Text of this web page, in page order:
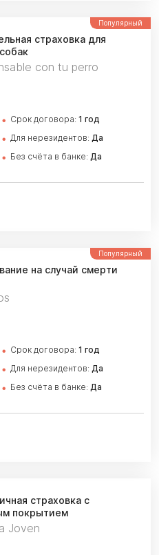
Популярный
страховка для
con tu perro
Cрок договора: 1 год
Для нерезидентов: Да
Без счёта в банке: Да
Популярный
на случай смерти
Cрок договора: 1 год
Для нерезидентов: Да
Без счёта в банке: Да
страховка с
покрытием
Joven